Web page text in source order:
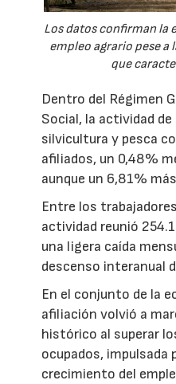
Los datos confirman la
empleo agrario pese a
que
Dentro del Régimen
Social, la actividad
silvicultura y pesca
afiliados, un 0,48%
aunque un 6,81%
Entre los
actividad reunió
una ligera caída
descenso interanual
En el conjunto de la
afiliación volvió a
histórico al superar
ocupados, impulsada
crecimiento del